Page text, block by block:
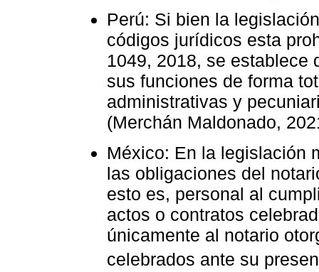
Perú: Si bien la
códigos jurídicos esta
1049, 2018, se establece
sus funciones de forma
administrativas y
(Merchán Maldonado,
México: En la legislación
las obligaciones del
esto es, personal al
actos o contratos
únicamente al notario
celebrados ante su